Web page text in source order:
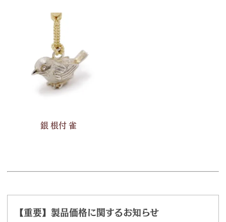
銀 根付 雀
【重要】製品価格に関するお知らせ